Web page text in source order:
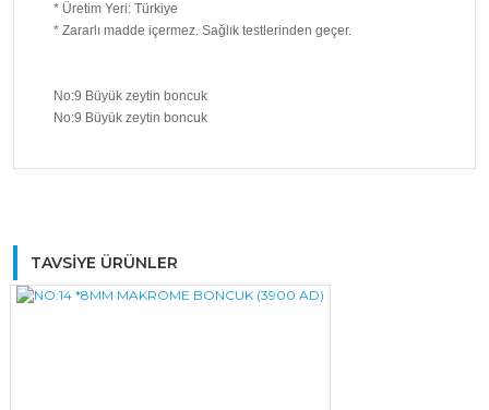
* Üretim Yeri: Türkiye
* Zararlı madde içermez. Sağlık testlerinden geçer.
No:9 Büyük zeytin boncuk
No:9 Büyük zeytin boncuk
TAVSİYE ÜRÜNLER